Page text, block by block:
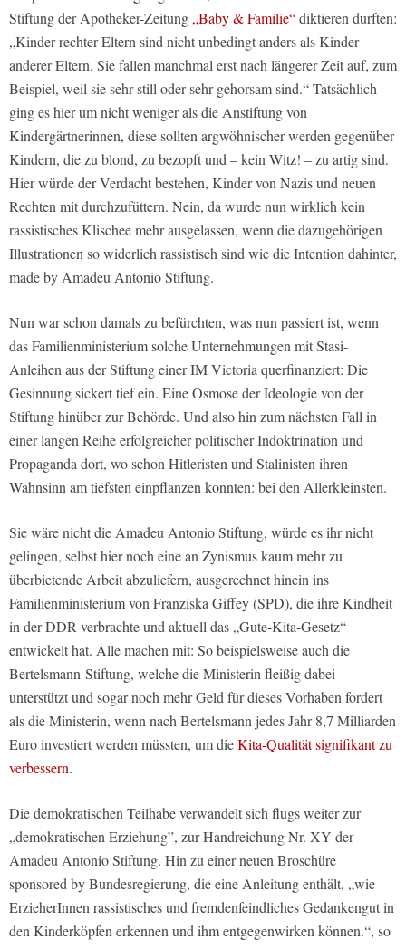
Stiftung der Apotheker-Zeitung „Baby & Familie“diktieren durften:
„Kinder rechter Eltern sind nicht unbedingt anders als Kinder
anderer Eltern. Sie fallen manchmal erst nach längerer Zeit auf, zum
Beispiel, weil sie sehr still oder sehr gehorsam sind.“ Tatsächlich
ging es hier um nicht weniger als die Anstiftung von
Kindergärtnerinnen, diese sollten argwöhnischer werden gegenüber
Kindern, die zu blond, zu bezopft und – kein Witz! – zu artig sind.
Hier würde der Verdacht bestehen, Kinder von Nazis und neuen
Rechten mit durchzufüttern. Nein, da wurde nun wirklich kein
rassistisches Klischee mehr ausgelassen, wenn die dazugehörigen
Illustrationen so widerlich rassistisch sind wie die Intention dahinter,
made by Amadeu Antonio Stiftung.
Nun war schon damals zu befürchten, was nun passiert ist, wenn
das Familienministerium solche Unternehmungen mit Stasi-
Anleihen aus der Stiftung einer IM Victoria querfinanziert: Die
Gesinnung sickert tief ein. Eine Osmose der Ideologie von der
Stiftung hinüber zur Behörde. Und also hin zum nächsten Fall in
einer langen Reihe erfolgreicher politischer Indoktrination und
Propaganda dort, wo schon Hitleristen und Stalinisten ihren
Wahnsinn am tiefsten einpflanzen konnten: bei den Allerkleinsten.
Sie wäre nicht die Amadeu Antonio Stiftung, würde es ihr nicht
gelingen, selbst hier noch eine an Zynismus kaum mehr zu
überbietende Arbeit abzuliefern, ausgerechnet hinein ins
Familienministerium von Franziska Giffey (SPD), die ihre Kindheit
in der DDR verbrachte und aktuell das „Gute-Kita-Gesetz“
entwickelt hat. Alle machen mit: So beispielsweise auch die
Bertelsmann-Stiftung, welche die Ministerin fleißig dabei
unterstützt und sogar noch mehr Geld für dieses Vorhaben fordert
als die Ministerin, wenn nach Bertelsmann jedes Jahr 8,7 Milliarden
Euro investiert werden müssten, um dieKita-Qualität signifikant zu
verbessern.
Die demokratischen Teilhabe verwandelt sich flugs weiter zur
„demokratischen Erziehung”, zur Handreichung Nr. XY der
Amadeu Antonio Stiftung. Hin zu einer neuen Broschüre
sponsored by Bundesregierung, die eine Anleitung enthält, „wie
ErzieherInnen rassistisches und fremdenfeindliches Gedankengut in
den Kinderköpfen erkennen und ihm entgegenwirken können.“, so